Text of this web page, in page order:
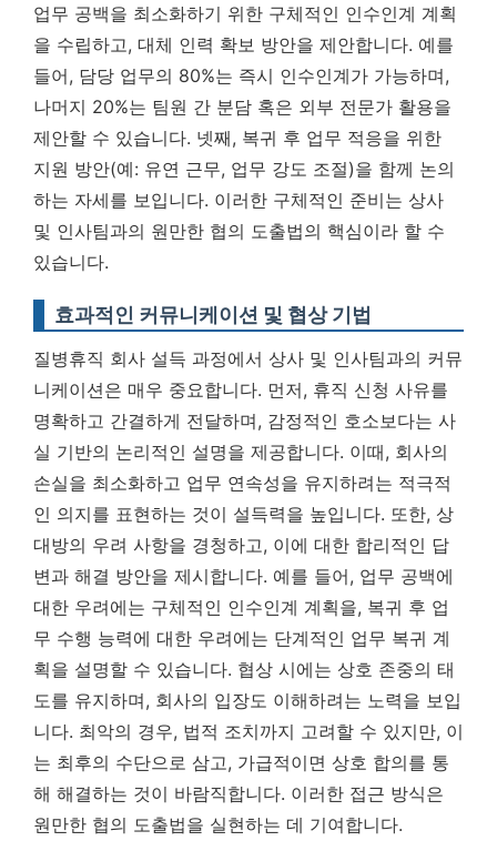
업무 공백을 최소화하기 위한 구체적인 인수인계 계획
을 수립하고, 대체 인력 확보 방안을 제안합니다. 예를
들어, 담당 업무의 80%는 즉시 인수인계가 가능하며,
나머지 20%는 팀원 간 분담 혹은 외부 전문가 활용을
제안할 수 있습니다. 넷째, 복귀 후 업무 적응을 위한
지원 방안(예: 유연 근무, 업무 강도 조절)을 함께 논의
하는 자세를 보입니다. 이러한 구체적인 준비는 상사
및 인사팀과의 원만한 협의 도출법의 핵심이라 할 수
있습니다.
효과적인 커뮤니케이션 및 협상 기법
질병휴직 회사 설득 과정에서 상사 및 인사팀과의 커뮤
니케이션은 매우 중요합니다. 먼저, 휴직 신청 사유를
명확하고 간결하게 전달하며, 감정적인 호소보다는 사
실 기반의 논리적인 설명을 제공합니다. 이때, 회사의
손실을 최소화하고 업무 연속성을 유지하려는 적극적
인 의지를 표현하는 것이 설득력을 높입니다. 또한, 상
대방의 우려 사항을 경청하고, 이에 대한 합리적인 답
변과 해결 방안을 제시합니다. 예를 들어, 업무 공백에
대한 우려에는 구체적인 인수인계 계획을, 복귀 후 업
무 수행 능력에 대한 우려에는 단계적인 업무 복귀 계
획을 설명할 수 있습니다. 협상 시에는 상호 존중의 태
도를 유지하며, 회사의 입장도 이해하려는 노력을 보입
니다. 최악의 경우, 법적 조치까지 고려할 수 있지만, 이
는 최후의 수단으로 삼고, 가급적이면 상호 합의를 통
해 해결하는 것이 바람직합니다. 이러한 접근 방식은
원만한 협의 도출법을 실현하는 데 기여합니다.